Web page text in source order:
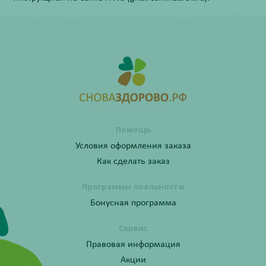
Помощь
Условия оформления заказа
Как сделать заказ
Программы лояльности
Бонусная программа
Сервис
Правовая информация
Акции